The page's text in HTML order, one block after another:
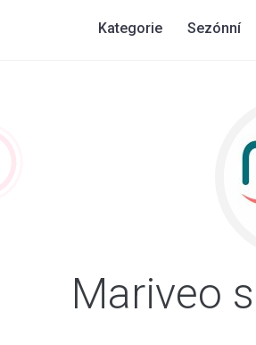
Mariveo
Kategorie Sezónní